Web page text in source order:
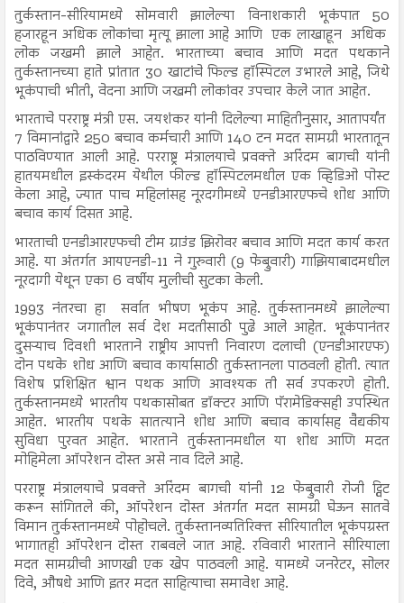
तुर्कस्तान-सीरियामध्ये सोमवारी झालेल्या विनाशकारी भूकंपात 50
हजारहून अधिक लोकांचा मृत्यू झाला आहे आणि एक लाखाहून अधिक
लोक जखमी झाले आहेत. भारताच्या बचाव आणि मदत पथकाने
तुर्कस्तानच्या हाते प्रांतात 30 खाटांचे फिल्ड हॉस्पिटल उभारले आहे, जिथे
भूकंपाची भीती, वेदना आणि जखमी लोकांवर उपचार केले जात आहेत.
भारताचे परराष्ट्र मंत्री एस. जयशंकर यांनी दिलेल्या माहितीनुसार, आतापर्यंत
7 विमानांद्वारे 250 बचाव कर्मचारी आणि 140 टन मदत सामग्री भारतातून
पाठविण्यात आली आहे. परराष्ट्र मंत्रालयाचे प्रवक्ते अरिंदम बागची यांनी
हातयमधील इस्कंदरम येथील फील्ड हॉस्पिटलमधील एक व्हिडिओ पोस्ट
केला आहे, ज्यात पाच महिलांसह नूरदगीमध्ये एनडीआरएफचे शोध आणि
बचाव कार्य दिसत आहे.
भारताची एनडीआरएफची टीम ग्राउंड झिरोवर बचाव आणि मदत कार्य करत
आहे. या अंतर्गत आयएनडी-11 ने गुरुवारी (9 फेब्रुवारी) गाझियाबादमधील
नूरदागी येथून एका 6 वर्षीय मुलीची सुटका केली.
1993 नंतरचा हा सर्वात भीषण भूकंप आहे. तुर्कस्तानमध्ये झालेल्या
भूकंपानंतर जगातील सर्व देश मदतीसाठी पुढे आले आहेत. भूकंपानंतर
दुसऱ्याच दिवशी भारताने राष्ट्रीय आपत्ती निवारण दलाची (एनडीआरएफ)
दोन पथके शोध आणि बचाव कार्यासाठी तुर्कस्तानला पाठवली होती. त्यात
विशेष प्रशिक्षित श्वान पथक आणि आवश्यक ती सर्व उपकरणे होती.
तुर्कस्तानमध्ये भारतीय पथकासोबत डॉक्टर आणि पॅरामेडिक्सही उपस्थित
आहेत. भारतीय पथके सातत्याने शोध आणि बचाव कार्यासह वैद्यकीय
सुविधा पुरवत आहेत. भारताने तुर्कस्तानमधील या शोध आणि मदत
मोहिमेला ऑपरेशन दोस्त असे नाव दिले आहे.
परराष्ट्र मंत्रालयाचे प्रवक्ते अरिंदम बागची यांनी 12 फेब्रुवारी रोजी ट्विट
करून सांगितले की, ऑपरेशन दोस्त अंतर्गत मदत सामग्री घेऊन सातवे
विमान तुर्कस्तानमध्ये पोहोचले. तुर्कस्तानव्यतिरिक्त सीरियातील भूकंपग्रस्त
भागातही ऑपरेशन दोस्त राबवले जात आहे. रविवारी भारताने सीरियाला
मदत सामग्रीची आणखी एक खेप पाठवली आहे. यामध्ये जनरेटर, सोलर
दिवे, औषधे आणि इतर मदत साहित्याचा समावेश आहे.